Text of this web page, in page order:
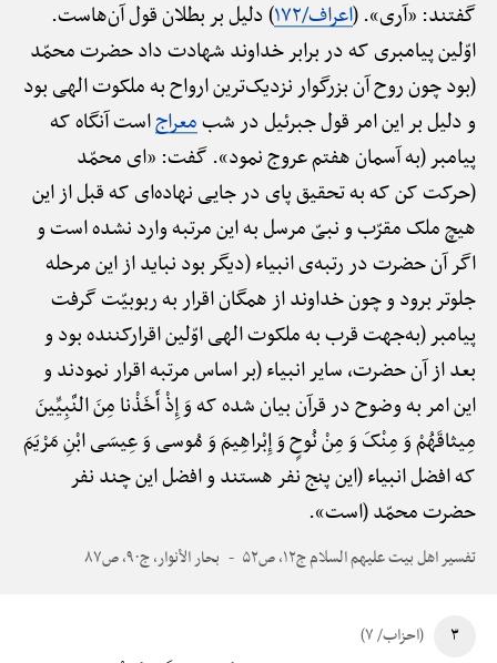
گفتند: «آری». (اعراف/۱۷۲
) دلیل بر بطلان قول آن‌هاست.
اوّلین پیامبری که در برابر خداوند شهادت داد حضرت محمّد
(بود چون روح آن بزرگوار نزدیک‌ترین ارواح به ملکوت الهی بود
و دلیل بر این امر قول جبرئیل در شبمعراجاست آنگاه که
پیامبر (به آسمان هفتم عروج نمود». گفت: «ای محمّد
(حرکت کن که به تحقیق پای در جایی نهاده‌ای که قبل از این
هیچ ملک مقرّب و نبیّ مرسل به این مرتبه وارد نشده است و
اگر آن حضرت در رتبه‌ی انبیاء (دیگر بود نباید از این مرحله
جلوتر برود و چون خداوند از همگان اقرار به ربوبیّت گرفت
پیامبر (به‌جهت قرب به ملکوت الهی اوّلین اقرارکننده بود و
بعد از آن حضرت، سایر انبیاء (بر اساس مرتبه اقرار نمودند و
این امر به وضوح در قرآن بیان شده که وَ إِذْ أَخَذْنا مِنَ النَّبِیِّینَ
مِیثاقَهُمْ وَ مِنْکَ وَ مِنْ نُوحٍ وَ إِبْراهِیمَ وَ مُوسی وَ عِیسَی ابْنِ مَرْیَمَ
که افضل انبیاء (این پنج نفر هستند و افضل این چند نفر
حضرت محمّد (است».
تفسیر اهل بیت علیهم السلام ج۱۲، ص۵۲ بحار الأنوار، ج۹۰، ص۸۷
۳ (احزاب/ ۷)